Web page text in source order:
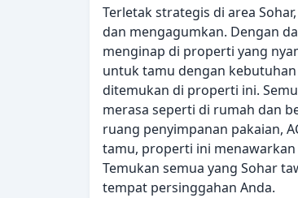
Terletak strategis di area
dan mengagumkan. Dengan
menginap di properti yang
untuk tamu dengan
ditemukan di properti ini.
merasa seperti di rumah dan
ruang penyimpanan pakaian,
tamu, properti ini
Temukan semua yang Sohar
tempat persinggahan Anda.